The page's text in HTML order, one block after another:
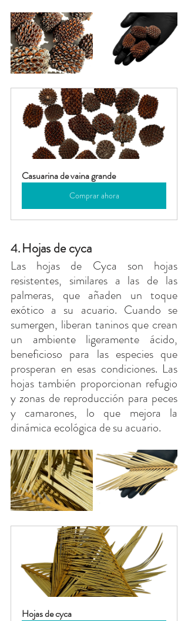
Casuarina de vaina grande
Comprar ahora
4.Hojas de cyca
Las hojas de Cyca son hojas
resistentes, similares a las de las
palmeras, que añaden un toque
exótico a su acuario. Cuando se
sumergen, liberan taninos que crean
un ambiente ligeramente ácido,
beneficioso para las especies que
prosperan en esas condiciones. Las
hojas también proporcionan refugio
y zonas de reproducción para peces
y camarones, lo que mejora la
dinámica ecológica de su acuario.
Hojas de cyca